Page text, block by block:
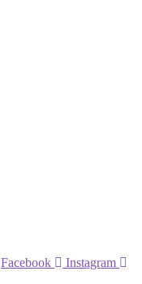
Facebook Instagram